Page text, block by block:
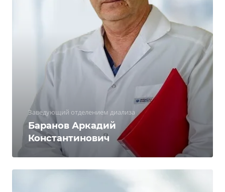
Заведующий отделением диализа
Баранов Аркадий
Константинович